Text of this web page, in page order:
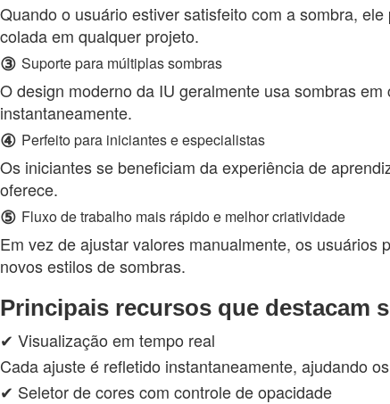
Quando o usuário estiver satisfeito com a sombra,
colada em qualquer projeto.
③ Suporte para múltiplas sombras
O design moderno da IU geralmente usa sombras
instantaneamente.
④ Perfeito para iniciantes e especialistas
Os iniciantes se beneficiam da experiência de
oferece.
⑤ Fluxo de trabalho mais rápido e melhor criatividade
Em vez de ajustar valores manualmente, os
novos estilos de sombras.
Principais recursos que destacam
✔ Visualização em tempo real
Cada ajuste é refletido instantaneamente, ajudando
✔ Seletor de cores com controle de opacidade